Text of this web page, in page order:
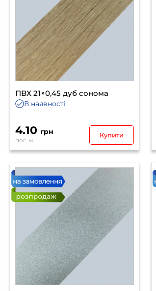
ПВХ 21×0,45 дуб сонома
В наявності
4.10 грн
пог. м
Купити